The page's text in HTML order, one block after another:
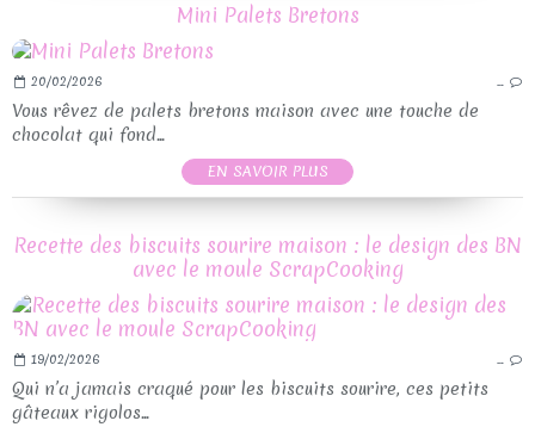
Mini Palets Bretons
20/02/2026 …
Vous rêvez de palets bretons maison avec une touche de
chocolat qui fond...
EN SAVOIR PLUS
Recette des biscuits sourire maison : le design des BN
avec le moule ScrapCooking
19/02/2026 …
Qui n’a jamais craqué pour les biscuits sourire, ces petits
gâteaux rigolos...